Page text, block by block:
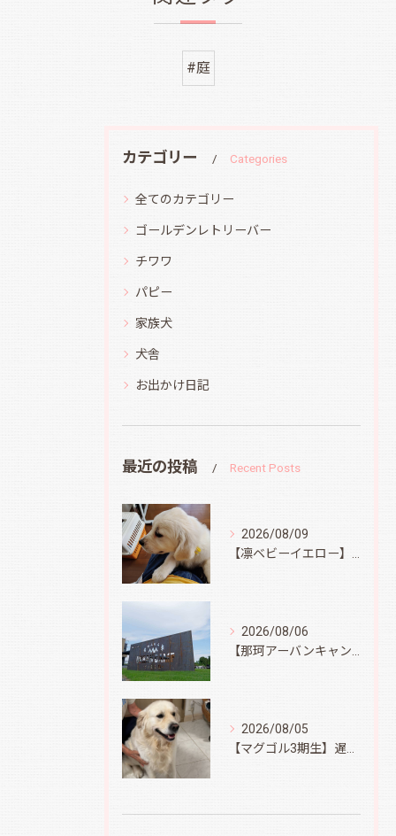
#庭
カテゴリー Categories
全てのカテゴリー
ゴールデンレトリーバー
チワワ
パピー
家族犬
犬舎
お出かけ日記
最近の投稿 Recent Posts
2026/08/09
2026/08/06
2026/08/05